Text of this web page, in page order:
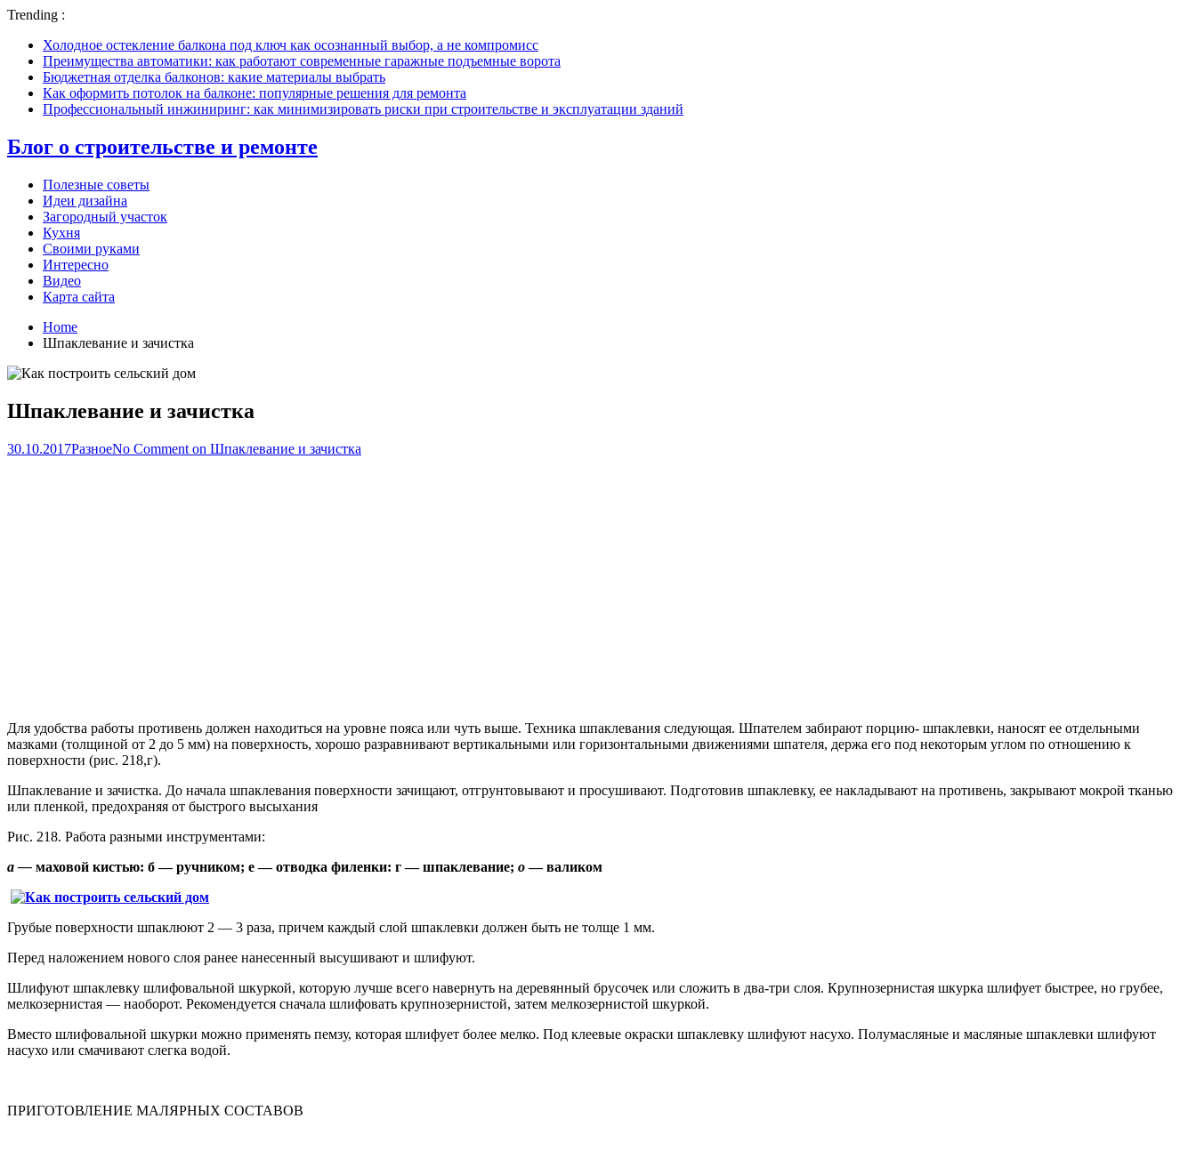
Trending :
Холодное остекление балкона под ключ как осознанный выбор, а не компромисс
Преимущества автоматики: как работают современные гаражные подъемные ворота
Бюджетная отделка балконов: какие материалы выбрать
Как оформить потолок на балконе: популярные решения для ремонта
Профессиональный инжиниринг: как минимизировать риски при строительстве и эксплуатации зданий
Блог о строительстве и ремонте
Полезные советы
Идеи дизайна
Загородный участок
Кухня
Своими руками
Интересно
Видео
Карта сайта
Home
Шпаклевание и зачистка
Шпаклевание и зачистка
30.10.2017РазноеNo Comment on Шпаклевание и зачистка
Для удобства работы противень должен находиться на уровне пояса или чуть выше. Техника шпаклевания следующая. Шпателем забирают порцию- шпаклевки, наносят ее отдельными
мазками (толщиной от 2 до 5 мм) на поверхность, хорошо разравнивают вертикальными или горизонтальными движениями шпателя, держа его под некоторым углом по отношению к
поверхности (рис. 218,г).
Шпаклевание и зачистка. До начала шпаклевания поверхности зачищают, отгрунтовывают и просушивают. Подготовив шпаклевку, ее накладывают на противень, закрывают мокрой тканью
или пленкой, предохраняя от быстрого высыхания
Рис. 218. Работа разными инструментами:
а — маховой кистью: б — ручником; е — отводка филенки: г — шпаклевание; о— валиком
Грубые поверхности шпаклюют 2 — 3 раза, причем каждый слой шпаклевки должен быть не толще 1 мм.
Перед наложением нового слоя ранее нанесенный высушивают и шлифуют.
Шлифуют шпаклевку шлифовальной шкуркой, которую лучше всего навернуть на деревянный брусочек или сложить в два-три слоя. Крупнозернистая шкурка шлифует быстрее, но грубее,
мелкозернистая — наоборот. Рекомендуется сначала шлифовать крупнозернистой, затем мелкозернистой шкуркой.
Вместо шлифовальной шкурки можно применять пемзу, которая шлифует более мелко. Под клеевые окраски шпаклевку шлифуют насухо. Полумасляные и масляные шпаклевки шлифуют
насухо или смачивают слегка водой.
ПРИГОТОВЛЕНИЕ МАЛЯРНЫХ СОСТАВОВ